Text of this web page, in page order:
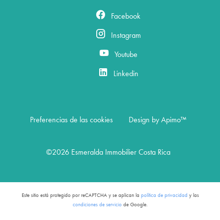
Facebook
Instagram
Youtube
Linkedin
Preferencias de las cookies Design by Apimo™
©2026 Esmeralda Immobilier Costa Rica
Este sitio está protegido por reCAPTCHA y se aplican la política de privacidad y las
condiciones de serviciode Google.